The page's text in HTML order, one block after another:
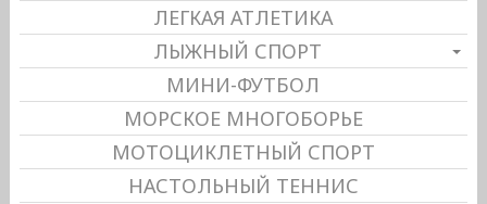
ЛЕГКАЯ АТЛЕТИКА
ЛЫЖНЫЙ СПОРТ
МИНИ-ФУТБОЛ
МОРСКОЕ МНОГОБОРЬЕ
МОТОЦИКЛЕТНЫЙ СПОРТ
НАСТОЛЬНЫЙ ТЕННИС